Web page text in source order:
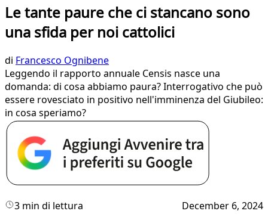
Le tante paure che ci stancano sono
una sfida per noi cattolici
di Francesco Ognibene
Leggendo il rapporto annuale Censis nasce una
domanda: di cosa abbiamo paura? Interrogativo che può
essere rovesciato in positivo nell'imminenza del Giubileo:
in cosa speriamo?
3 min di lettura December 6, 2024